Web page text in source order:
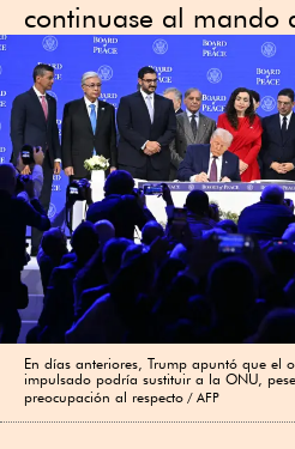
continuase al mando
En días anteriores, Trump apuntó que el
impulsado podría sustituir a la ONU,
preocupación al respecto
AFP